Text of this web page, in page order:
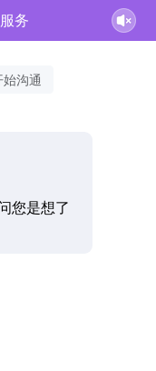
务
沟通
您是想了